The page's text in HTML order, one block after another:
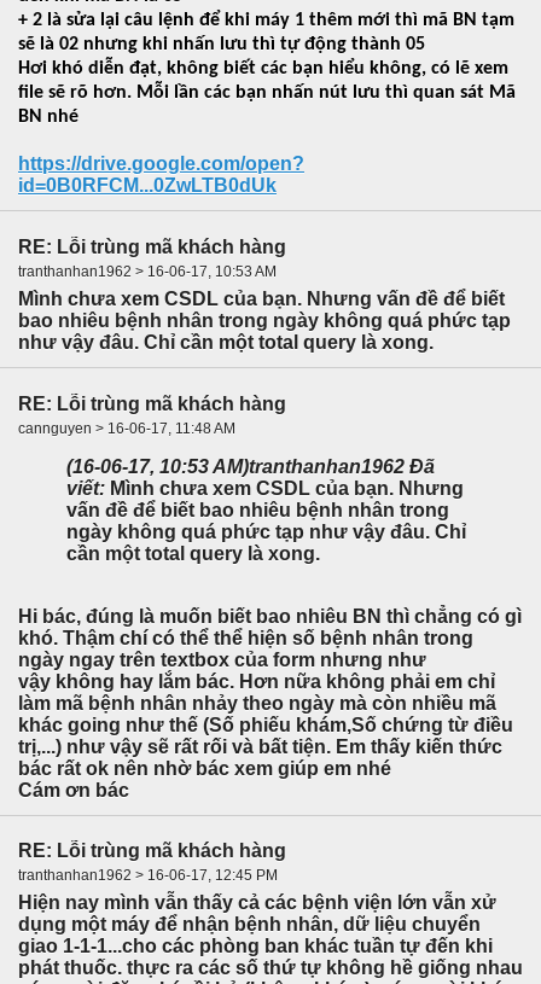
+ 2 là sửa lại câu lệnh để khi máy 1 thêm mới thì mã BN tạm
sẽ là 02 nhưng khi nhấn lưu thì tự động thành 05
Hơi khó diễn đạt, không biết các bạn hiểu không, có lẽ xem
file sẽ rõ hơn. Mỗi lần các bạn nhấn nút lưu thì quan sát Mã
BN nhé
https://drive.google.com/open?
id=0B0RFCM...0ZwLTB0dUk
RE: Lỗi trùng mã khách hàng
tranthanhan1962 > 16-06-17, 10:53 AM
Mình chưa xem CSDL của bạn. Nhưng vấn đề để biết
bao nhiêu bệnh nhân trong ngày không quá phức tạp
như vậy đâu. Chỉ cần một total query là xong.
RE: Lỗi trùng mã khách hàng
cannguyen > 16-06-17, 11:48 AM
(16-06-17, 10:53 AM)tranthanhan1962 Đã
viết: Mình chưa xem CSDL của bạn. Nhưng
vấn đề để biết bao nhiêu bệnh nhân trong
ngày không quá phức tạp như vậy đâu. Chỉ
cần một total query là xong.
Hi bác, đúng là muốn biết bao nhiêu BN thì chẳng có gì
khó. Thậm chí có thể thể hiện số bệnh nhân trong
ngày ngay trên textbox của form nhưng như
vậy không hay lắm bác. Hơn nữa không phải em chỉ
làm mã bệnh nhân nhảy theo ngày mà còn nhiều mã
khác going như thế (Số phiếu khám,Số chứng từ điều
trị,...) như vậy sẽ rất rối và bất tiện. Em thấy kiến thức
bác rất ok nên nhờ bác xem giúp em nhé
Cám ơn bác
RE: Lỗi trùng mã khách hàng
tranthanhan1962 > 16-06-17, 12:45 PM
Hiện nay mình vẫn thấy cả các bệnh viện lớn vẫn xử
dụng một máy để nhận bệnh nhân, dữ liệu chuyển
giao 1-1-1...cho các phòng ban khác tuần tự đến khi
phát thuốc. thực ra các số thứ tự không hề giống nhau